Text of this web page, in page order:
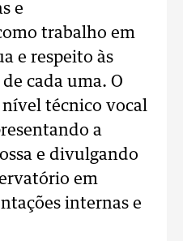
e
trabalho em
e respeito às
cada uma. O
nível técnico vocal
a
e divulgando
em
internas e